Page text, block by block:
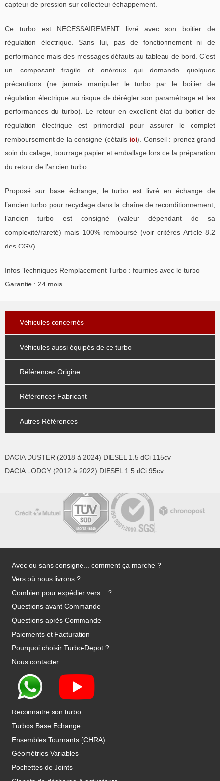
capteur de pression sur collecteur échappement.
Ce turbo est NECESSAIREMENT livré avec son boitier de
régulation électrique. Sans lui, pas de fonctionnement ni de
performance mais des messages défauts au tableau de bord. C’est
un composant fragile et onéreux qui demande quelques
précautions (ne jamais manipuler le turbo par le boitier de
régulation électrique au risque de dérégler son paramétrage et les
performances du turbo). Le retour en excellent état du boitier de
régulation électrique est primordial pour assurer le complet
remboursement de la consigne (détails ici). Conseil : prenez grand
soin du calage, bourrage papier et emballage lors de la préparation
du retour de l’ancien turbo.
Proposé sur base échange, le turbo est livré en échange de
l’ancien turbo pour recyclage dans la chaîne de reconditionnement,
l’ancien turbo est consigné (valeur dépendant de sa
complexité/rareté) mais 100% remboursé (voir critères Article 8.2
des CGV).
Infos Techniques Remplacement Turbo : fournies avec le turbo
Garantie : 24 mois
Véhicules concernés
Véhicules aussi équipés de ce turbo
Références Origine
Références Fabricant
Autres Références
DACIA DUSTER (2018 à 2024) DIESEL 1.5 dCi 115cv
DACIA LODGY (2012 à 2022) DIESEL 1.5 dCi 95cv
Avec ou sans consigne... comment ça marche ?
Vers où nous livrons ?
Combien pour expédier vers... ?
Questions avant Commande
Questions après Commande
Paiements et Facturation
Pourquoi choisir Turbo-Depot ?
Nous contacter
Reconnaitre son turbo
Turbos Base Echange
Ensembles Tournants (CHRA)
Géométries Variables
Pochettes de Joints